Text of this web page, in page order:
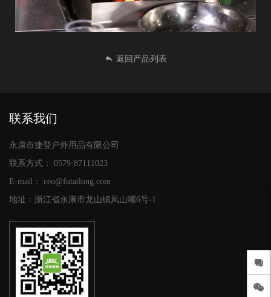
返回产品列表
联系我们
永康市捷登户外用品有限公司
联系方式：
0579-87111023
E-mail：
ceo@futailong.com
地址：浙江省永康市龙山镇凤山嘴6号-1